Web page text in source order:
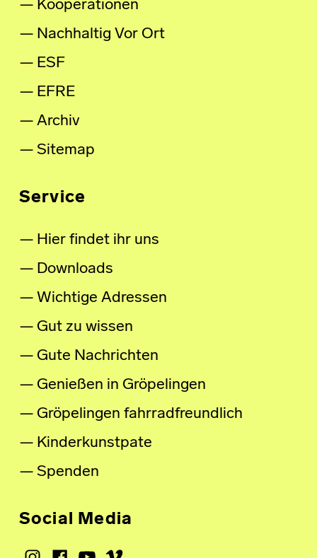
Kooperationen
Nachhaltig Vor Ort
ESF
EFRE
Archiv
Sitemap
Service
Hier findet ihr uns
Downloads
Wichtige Adressen
Gut zu wissen
Gute Nachrichten
Genießen in Gröpelingen
Gröpelingen fahrradfreundlich
Kinderkunstpate
Spenden
Social Media
Instagram
Facebook
Youtube
Vimeo